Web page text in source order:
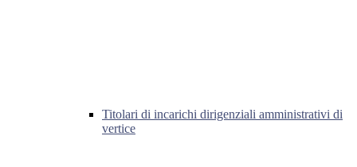
Titolari di incarichi dirigenziali amministrativi di
vertice